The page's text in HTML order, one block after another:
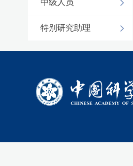
中级人员
特别研究助理